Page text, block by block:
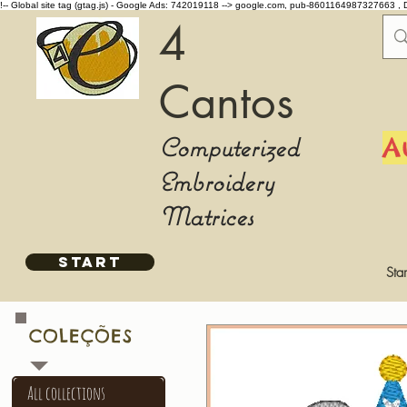
!-- Global site tag (gtag.js) - Google Ads: 742019118 --> google.com, pub-8601164987327663 ,
4
Cantos
Computerized
Embroidery
Matrices
START
All collections
COLEÇÕES